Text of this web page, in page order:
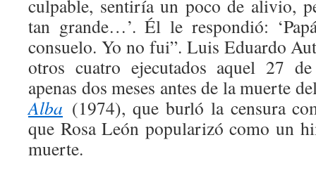
culpable, sentiría un poco de alivio,
tan grande…’. Él le respondió:
consuelo. Yo no fui”. Luis Eduardo
otros cuatro ejecutados aquel 27
apenas dos meses antes de la muerte
Alba (1974), que burló la censura
que Rosa León popularizó como un
muerte.